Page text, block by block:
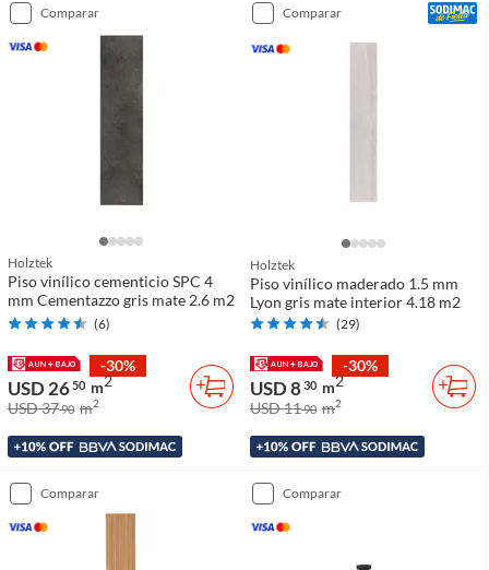
comparar
Holztek
Piso vinílico cementicio SPC 4
mm Cementazzo gris mate 2.6 m2
(6)
-30%
USD 2650 m2
USD 3790 m2
comparar
Holztek
Piso vinílico maderado 1.5 mm
Lyon gris mate interior 4.18 m2
(29)
-30%
USD 830 m2
USD 1190 m2
comparar comparar